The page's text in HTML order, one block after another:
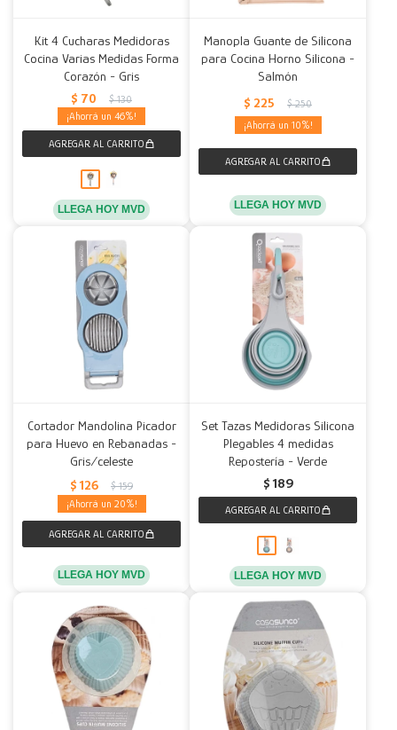
Kit 4 Cucharas Medidoras
Cocina Varias Medidas Forma
Corazón - Gris
$ 70 $ 130
46
LLEGA HOY MVD
Manopla Guante de Silicona
para Cocina Horno Silicona -
Salmón
$ 225 $ 250
10
LLEGA HOY MVD
Cortador Mandolina Picador
para Huevo en Rebanadas -
Gris/celeste
$ 126 $ 159
20
LLEGA HOY MVD
Set Tazas Medidoras Silicona
Plegables 4 medidas
Repostería - Verde
$ 189
LLEGA HOY MVD